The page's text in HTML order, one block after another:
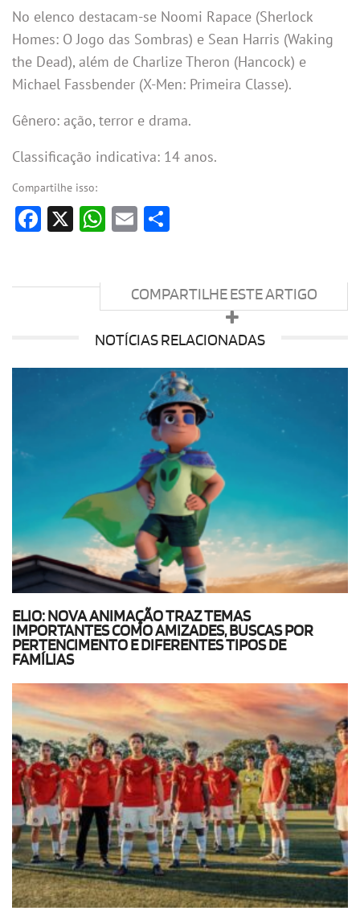
No elenco destacam-se Noomi Rapace (Sherlock
Homes: O Jogo das Sombras) e Sean Harris (Waking
the Dead), além de Charlize Theron (Hancock) e
Michael Fassbender (X-Men: Primeira Classe).
Gênero: ação, terror e drama.
Classificação indicativa: 14 anos.
Compartilhe isso:
Facebook
X WhatsApp
Email
COMPARTILHE ESTE ARTIGO
NOTÍCIAS RELACIONADAS
ELIO: NOVA ANIMAÇÃO TRAZ TEMAS
IMPORTANTES COMO AMIZADES, BUSCAS POR
PERTENCIMENTO E DIFERENTES TIPOS DE
FAMÍLIAS